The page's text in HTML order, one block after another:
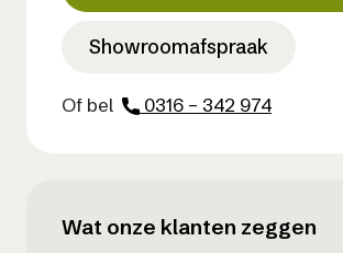
Showroomafspraak
Of bel 0316 – 342 974
Wat onze klanten zeggen